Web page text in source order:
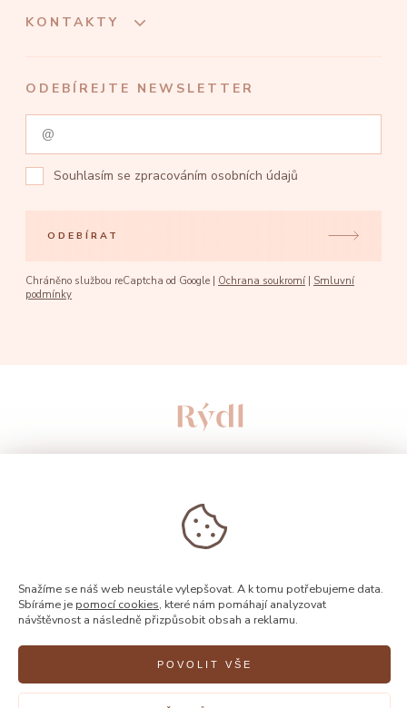
KONTAKTY
ODEBÍREJTE NEWSLETTER
Souhlasím se zpracováním osobních údajů
ODEBÍRAT
Chráněno službou reCaptcha od Google | Ochrana soukromí | Smluvní
podmínky
© 2026, Rýdl
Snažíme se náš web neustále vylepšovat. A k tomu potřebujeme data.
Sbíráme je pomocí cookies, které nám pomáhají analyzovat
návštěvnost a následně přizpůsobit obsah a reklamu.
POVOLIT VŠE